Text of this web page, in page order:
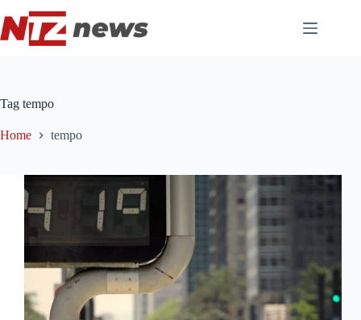
para
o
conteúdo
Tag tempo
Home tempo